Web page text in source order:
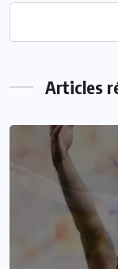
Articles